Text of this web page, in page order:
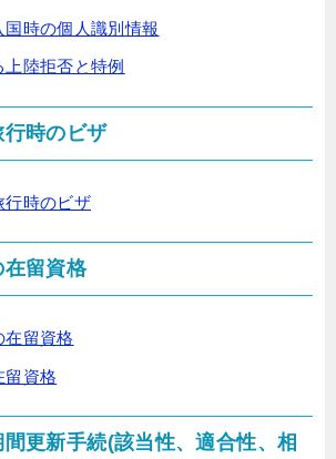
時の個人識別情報
陸拒否と特例
時のビザ
行時のビザ
留資格
在留資格
留資格
更新手続(該当性、適合性、相